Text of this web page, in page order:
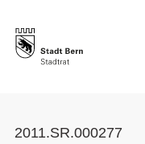
2011.SR.000277